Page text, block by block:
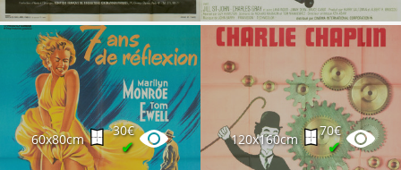
60x80cm
30€
✔ 120x160cm
70€
✔